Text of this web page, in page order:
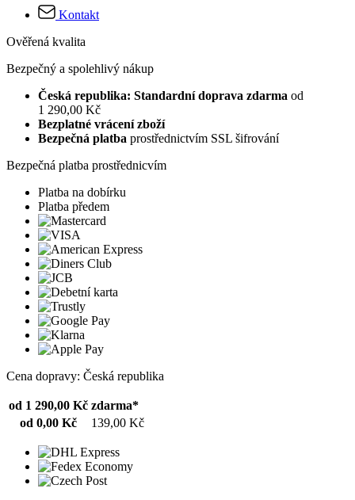
Kontakt
Ověřená kvalita
Bezpečný a spolehlivý nákup
Česká republika: Standardní doprava zdarma od
1 290,00 Kč
Bezplatné vrácení zboží
Bezpečná platba prostřednictvím SSL šifrování
Bezpečná platba prostřednicvím
Platba na dobírku
Platba předem
Cena dopravy: Česká republika
od 1 290,00 Kč zdarma*
od 0,00 Kč
139,00 Kč